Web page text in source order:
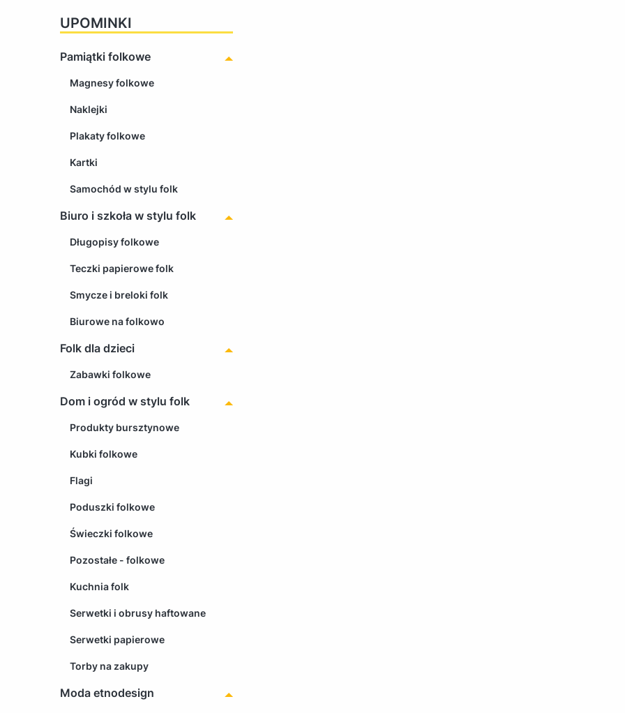
UPOMINKI
Pamiątki folkowe
Magnesy folkowe
Naklejki
Plakaty folkowe
Kartki
Samochód w stylu folk
Biuro i szkoła w stylu folk
Długopisy folkowe
Teczki papierowe folk
Smycze i breloki folk
Biurowe na folkowo
Folk dla dzieci
Zabawki folkowe
Dom i ogród w stylu folk
Produkty bursztynowe
Kubki folkowe
Flagi
Poduszki folkowe
Świeczki folkowe
Pozostałe - folkowe
Kuchnia folk
Serwetki i obrusy haftowane
Serwetki papierowe
Torby na zakupy
Moda etnodesign